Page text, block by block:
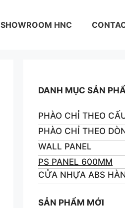
SHOWROOM HNC
DANH MỤC SẢN
PHÀO CHỈ THEO
PHÀO CHỈ THEO
WALL PANEL
PS PANEL 600MM
CỬA NHỰA ABS
SẢN PHẨM MỚI